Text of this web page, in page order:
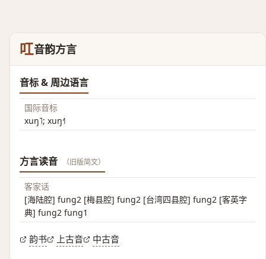
叿音韵方言
音标 & 周边语言
国际音标
xuŋ˥; xuŋ˧˥
方言读音 （旧版简文）
客家话
[海陆腔] fung2 [梅县腔] fung2 [台湾四县腔] fung2 [客英字
典] fung2 fung1
韵书 上古音 中古音